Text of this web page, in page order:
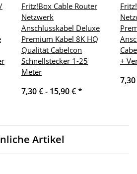
Fritz!Box Cable Router
Netzwerk
Anschlusskabel Deluxe
Premium Kabel 8K HQ
Qualität Cabelcon
Schnellstecker 1-25
Meter
7,30 € - 15,90 €*
+
Artikel